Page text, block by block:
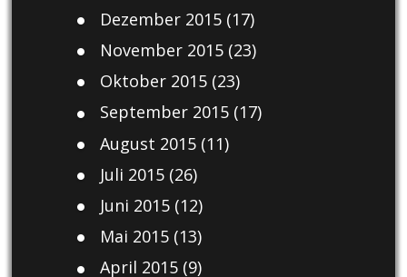
Dezember 2015(17)
November 2015(23)
Oktober 2015(23)
September 2015(17)
August 2015(11)
Juli 2015(26)
Juni 2015(12)
Mai 2015(13)
April 2015(9)